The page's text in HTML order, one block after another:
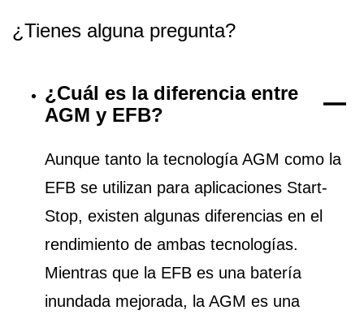
¿Tienes alguna pregunta?
¿Cuál es la diferencia entre
AGM y EFB?
Aunque tanto la tecnología AGM como la
EFB se utilizan para aplicaciones Start-
Stop, existen algunas diferencias en el
rendimiento de ambas tecnologías.
Mientras que la EFB es una batería
inundada mejorada, la AGM es una